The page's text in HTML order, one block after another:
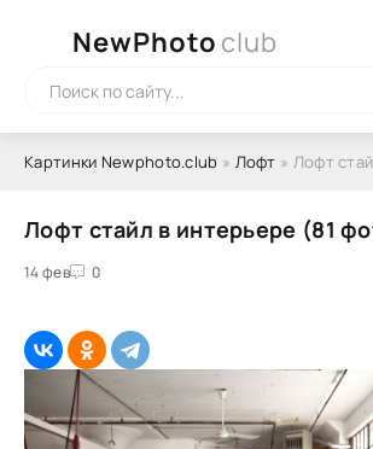
NewPhoto club
Картинки Newphoto.club » Лофт » Лофт стайл
Лофт стайл в интерьере (81
14 фев 0